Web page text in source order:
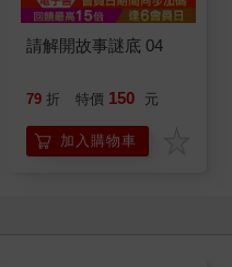
請解開故事謎底 04
79 折 特價 150 元
加入購物車